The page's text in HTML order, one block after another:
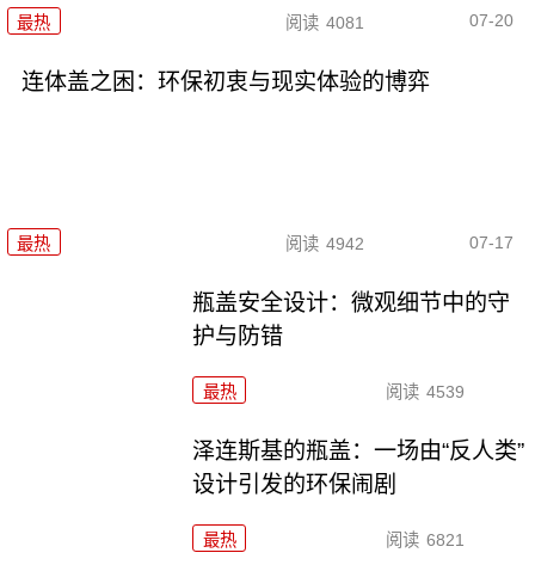
最热 阅读 4081 07-20
连体盖之困：环保初衷与现实体验的博弈
最热 阅读 4942 07-17
瓶盖安全设计：微观细节中的守
护与防错
最热 阅读 4539
泽连斯基的瓶盖：一场由“反人类”
设计引发的环保闹剧
最热 阅读 6821